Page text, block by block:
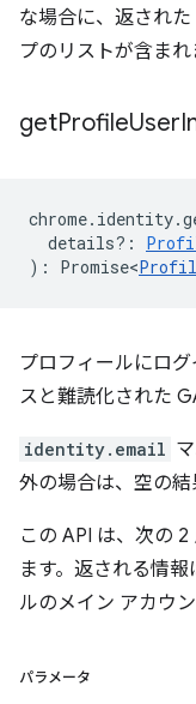
な場合に、返され
プのリストが含まれ
getProfileUser
chrome. identity.
details? :
) : Promise<
プロフィールにロ
スと難読化された
identity.email
外の場合は、空の結
この API は、次の
ます。返される情
ルのメイン アカウ
パラメータ